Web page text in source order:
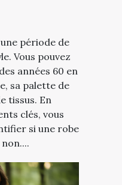
période de
Vous pouvez
années 60 en
sa palette de
tissus. En
clés, vous
si une robe